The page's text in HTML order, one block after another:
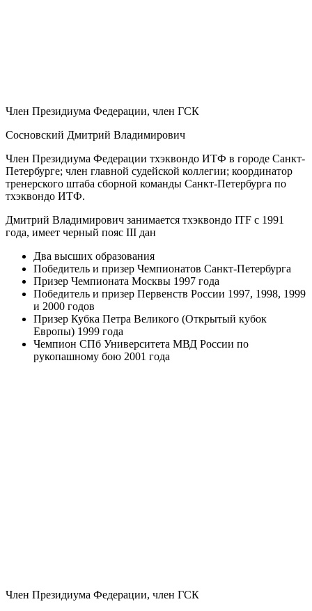
Член Президиума Федерации, член ГСК
Сосновский Дмитрий Владимирович
Член Президиума Федерации тхэквондо ИТФ в городе Санкт-
Петербурге; член главной судейской коллегии; координатор
тренерского штаба сборной команды Санкт-Петербурга по
тхэквондо ИТФ.
Дмитрий Владимирович занимается тхэквондо ITF с 1991
года, имеет черный пояс III дан
Два высших образования
Победитель и призер Чемпионатов Санкт-Петербурга
Призер Чемпионата Москвы 1997 года
Победитель и призер Первенств России 1997, 1998, 1999
и 2000 годов
Призер Кубка Петра Великого (Открытый кубок
Европы) 1999 года
Чемпион СПб Университета МВД России по
рукопашному бою 2001 года
Член Президиума Федерации, член ГСК